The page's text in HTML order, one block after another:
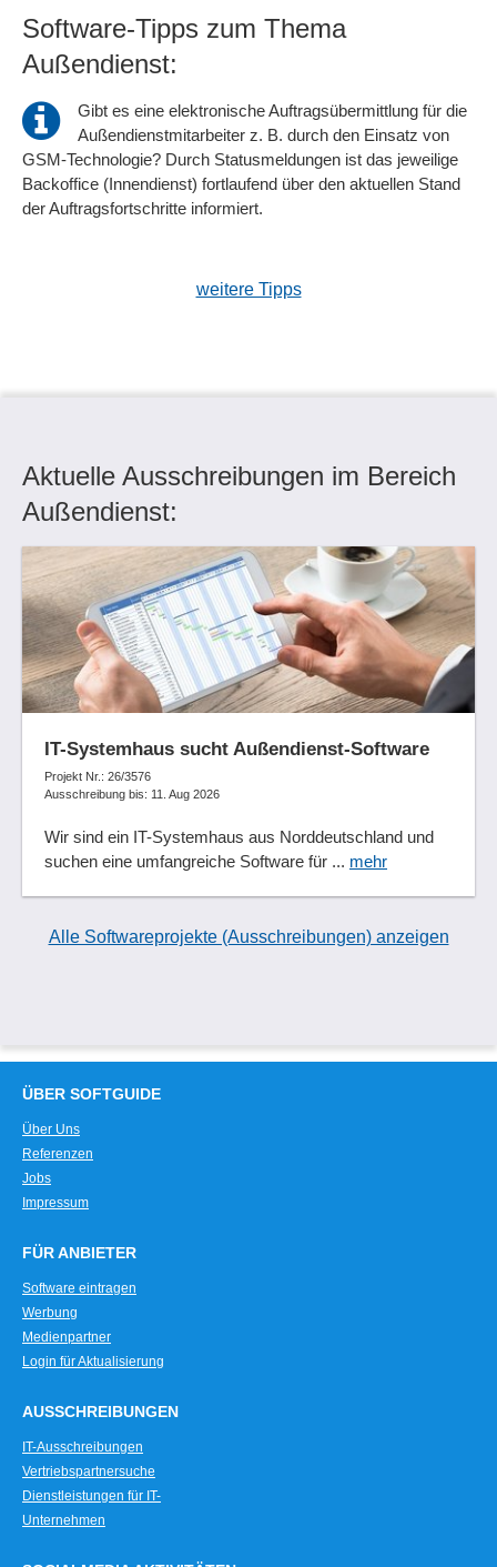
Software-Tipps zum Thema
Außendienst:
Gibt es eine elektronische Auftragsübermittlung für die
Außendienstmitarbeiter z. B. durch den Einsatz von
GSM-Technologie? Durch Statusmeldungen ist das jeweilige
Backoffice (Innendienst) fortlaufend über den aktuellen Stand
der Auftragsfortschritte informiert.
weitere Tipps
Aktuelle Ausschreibungen im Bereich
Außendienst:
IT-Systemhaus sucht Außendienst-Software
Projekt Nr.: 26/3576
Ausschreibung bis: 11. Aug 2026
Wir sind ein IT-Systemhaus aus Norddeutschland und
suchen eine umfangreiche Software für ... mehr
Alle Softwareprojekte (Ausschreibungen) anzeigen
ÜBER SOFTGUIDE
Über Uns
Referenzen
Jobs
Impressum
FÜR ANBIETER
Software eintragen
Werbung
Medienpartner
Login für Aktualisierung
AUSSCHREIBUNGEN
IT-Ausschreibungen
Vertriebspartnersuche
Dienstleistungen für IT-
Unternehmen